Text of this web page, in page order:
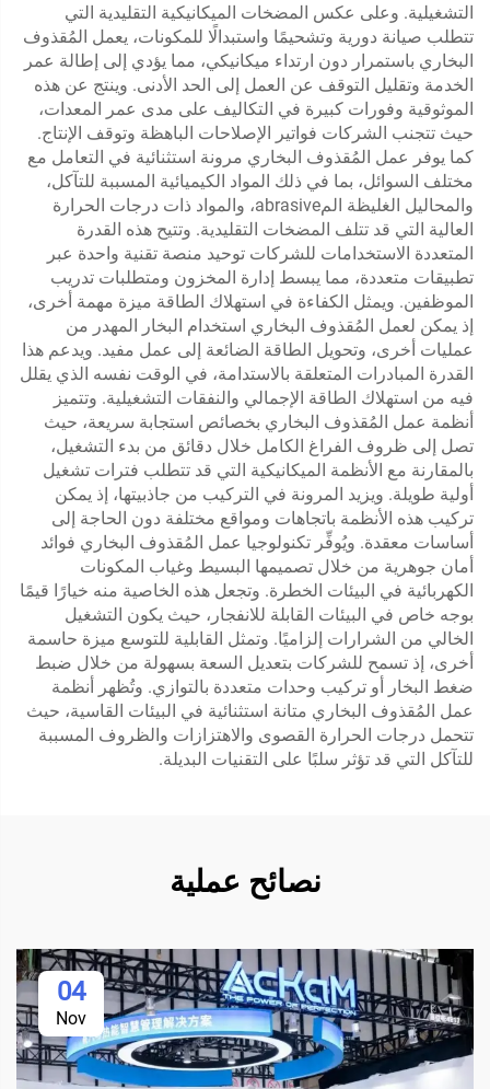
التشغيلية. وعلى عكس المضخات الميكانيكية التقليدية التي
تتطلب صيانة دورية وتشحيمًا واستبدالًا للمكونات، يعمل المُقذوف
البخاري باستمرار دون ارتداء ميكانيكي، مما يؤدي إلى إطالة عمر
الخدمة وتقليل التوقف عن العمل إلى الحد الأدنى. وينتج عن هذه
الموثوقية وفورات كبيرة في التكاليف على مدى عمر المعدات،
حيث تتجنب الشركات فواتير الإصلاحات الباهظة وتوقف الإنتاج.
كما يوفر عمل المُقذوف البخاري مرونة استثنائية في التعامل مع
مختلف السوائل، بما في ذلك المواد الكيميائية المسببة للتآكل،
والمحاليل الغليظة المabrasive، والمواد ذات درجات الحرارة
العالية التي قد تتلف المضخات التقليدية. وتتيح هذه القدرة
المتعددة الاستخدامات للشركات توحيد منصة تقنية واحدة عبر
تطبيقات متعددة، مما يبسط إدارة المخزون ومتطلبات تدريب
الموظفين. ويمثل الكفاءة في استهلاك الطاقة ميزة مهمة أخرى،
إذ يمكن لعمل المُقذوف البخاري استخدام البخار المهدر من
عمليات أخرى، وتحويل الطاقة الضائعة إلى عمل مفيد. ويدعم هذا
القدرة المبادرات المتعلقة بالاستدامة، في الوقت نفسه الذي يقلل
فيه من استهلاك الطاقة الإجمالي والنفقات التشغيلية. وتتميز
أنظمة عمل المُقذوف البخاري بخصائص استجابة سريعة، حيث
تصل إلى ظروف الفراغ الكامل خلال دقائق من بدء التشغيل،
بالمقارنة مع الأنظمة الميكانيكية التي قد تتطلب فترات تشغيل
أولية طويلة. ويزيد المرونة في التركيب من جاذبيتها، إذ يمكن
تركيب هذه الأنظمة باتجاهات ومواقع مختلفة دون الحاجة إلى
أساسات معقدة. ويُوفِّر تكنولوجيا عمل المُقذوف البخاري فوائد
أمان جوهرية من خلال تصميمها البسيط وغياب المكونات
الكهربائية في البيئات الخطرة. وتجعل هذه الخاصية منه خيارًا قيمًا
بوجه خاص في البيئات القابلة للانفجار، حيث يكون التشغيل
الخالي من الشرارات إلزاميًا. وتمثل القابلية للتوسع ميزة حاسمة
أخرى، إذ تسمح للشركات بتعديل السعة بسهولة من خلال ضبط
ضغط البخار أو تركيب وحدات متعددة بالتوازي. وتُظهر أنظمة
عمل المُقذوف البخاري متانة استثنائية في البيئات القاسية، حيث
تتحمل درجات الحرارة القصوى والاهتزازات والظروف المسببة
للتآكل التي قد تؤثر سلبًا على التقنيات البديلة.
نصائح عملية
04
Nov